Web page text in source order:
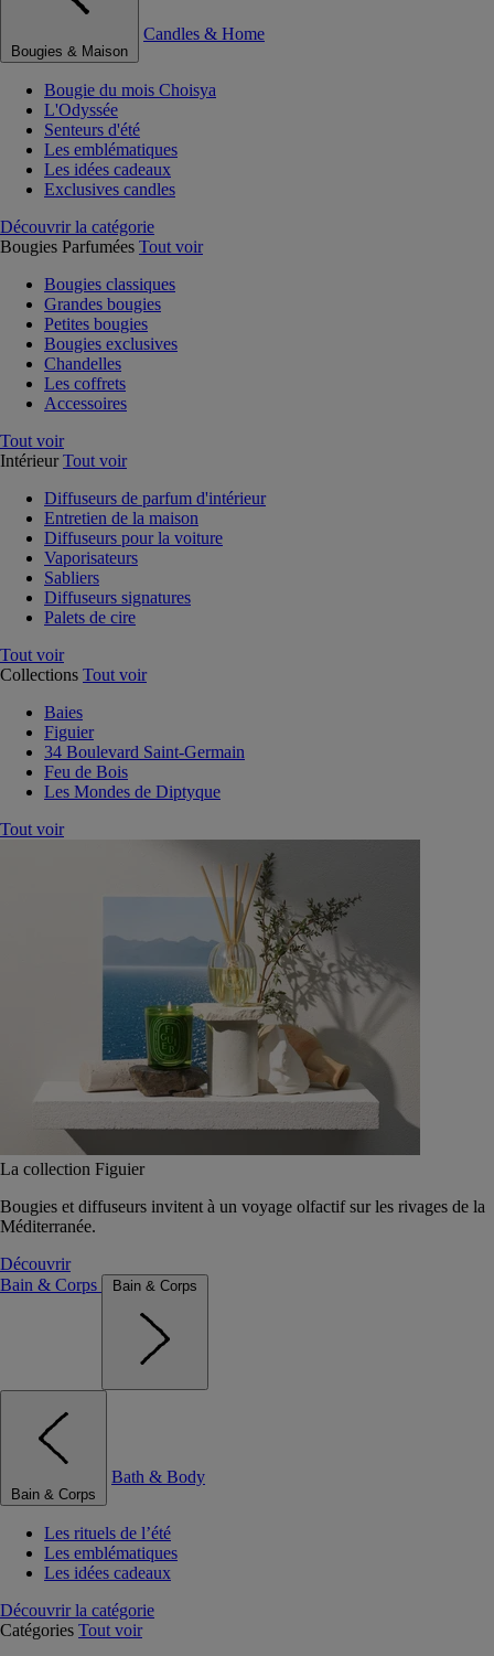
Bougies & Maison
Candles & Home
Bougie du mois Choisya
L'Odyssée
Senteurs d'été
Les emblématiques
Les idées cadeaux
Exclusives candles
Découvrir la catégorie
Bougies Parfumées Tout voir
Bougies classiques
Grandes bougies
Petites bougies
Bougies exclusives
Chandelles
Les coffrets
Accessoires
Tout voir
Intérieur Tout voir
Diffuseurs de parfum d'intérieur
Entretien de la maison
Diffuseurs pour la voiture
Vaporisateurs
Sabliers
Diffuseurs signatures
Palets de cire
Tout voir
Collections Tout voir
Baies
Figuier
34 Boulevard Saint-Germain
Feu de Bois
Les Mondes de Diptyque
Tout voir
La collection Figuier
Bougies et diffuseurs invitent à un voyage olfactif sur les rivages de la
Méditerranée.
Découvrir
Bain & Corps
Bain & Corps
Bain & Corps
Bath & Body
Les rituels de l’été
Les emblématiques
Les idées cadeaux
Découvrir la catégorie
Catégories Tout voir